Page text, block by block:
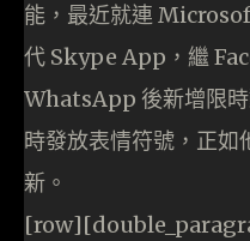
能，最近就連
代 Skype App，繼
WhatsApp 後新增限
時發放表情符號，正如
新。